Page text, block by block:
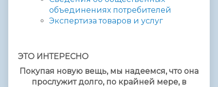
объединениях потребителей
Экспертиза товаров и услуг
ЭТО ИНТЕРЕСНО
Покупая новую вещь, мы надеемся, что она
прослужит долго, по крайней мере, в